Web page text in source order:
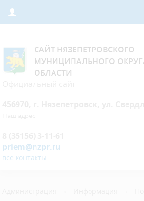
САЙТ НЯЗЕПЕТРОВСКОГО
МУНИЦИПАЛЬНОГО
ОБЛАСТИ
priem@nzpr.ru
все контакты